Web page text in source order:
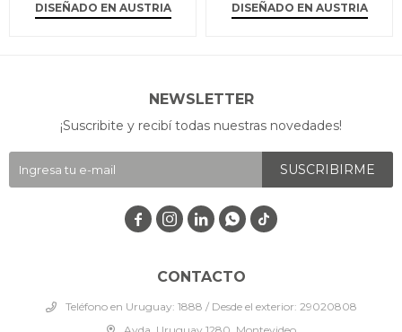
DISEÑADO EN AUSTRIA DISEÑADO EN AUSTRIA
CONTACTO
Teléfono en Uruguay: 1888 / Desde el exterior: 29020808
NEWSLETTER
¡Suscribite y recibí todas nuestras novedades!
SUSCRIBIRME
   